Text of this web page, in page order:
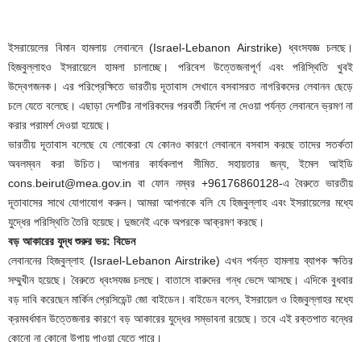
ইসরায়েলের বিমান হামলায় লেবাননে (Israel-Lebanon Airstrike) ধ্বংসযজ্ঞ চলছে।
হিজবুল্লাহও ইসরায়েলে হামলা চালাচ্ছে। পরিবেশ উত্তেজনাপূর্ণ এবং পরিস্থিতি খুবই
উদ্বেগজনক। এর পরিপ্রেক্ষিতে ভারতীয় দূতাবাস সেখানে বসবাসরত নাগরিকদের লেবানন ছেড়ে
চলে যেতে বলেছে। এছাড়া দেশটির নাগরিকদের পরবর্তী নির্দেশ না দেওয়া পর্যন্ত লেবাননে ভ্রমণ না
করার পরামর্শ দেওয়া হয়েছে।
ভারতীয় দূতাবাস বলেছে যে লোকেরা যে কোনও কারণে লেবাননে বসবাস করছে তাদের সতর্কতা
অবলম্বন করা উচিত। আপনার কার্যকলাপ সীমিত. সহায়তার জন্য, ইমেল আইডি
cons.beirut@mea.gov.in বা ফোন নম্বর +96176860128-এ বৈরুতে ভারতীয়
দূতাবাসের সাথে যোগাযোগ করুন। আমরা আপনাকে বলি যে হিজবুল্লাহ এবং ইসরায়েলের মধ্যে
যুদ্ধের পরিস্থিতি তৈরি হয়েছে। দুজনেই একে অপরকে আক্রমণ করছে।
বড় আকারের যুদ্ধ শুরুর ভয়: বিডেন
লেবাননের হিজবুল্লাহ (Israel-Lebanon Airstrike) এখন পর্যন্ত হামলায় ব্যাপক ক্ষতির
সম্মুখীন হয়েছে। বৈরুতে ধ্বংসযজ্ঞ চলছে। বাতাসে বারুদের গন্ধ ভেসে আসছে। এদিকে বুধবার
বড় দাবি করেছেন মার্কিন প্রেসিডেন্ট জো বাইডেন। বাইডেন বলেন, ইসরায়েল ও হিজবুল্লাহর মধ্যে
ক্রমবর্ধমান উত্তেজনার কারণে বড় আকারের যুদ্ধের সম্ভাবনা রয়েছে। তবে এই রক্তপাত বন্ধের
কোনো না কোনো উপায় পাওয়া যেতে পারে।